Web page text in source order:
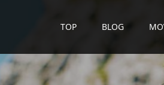
TOP BLOG